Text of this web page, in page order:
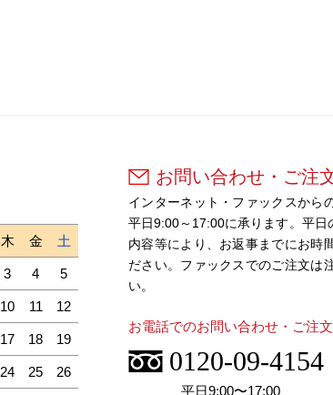
木 金 土
3 4 5
10 11 12
17 18 19
24 25 26
お問い合わせ・ご注
インターネット・ファックスから
平日9:00～17:00に承ります。平
内容等により、お返事までにお時
ださい。ファックスでのご注文は
い。
お電話でのお問い合わせ・ご注文
0120-09-4154
平日9:00〜17:00